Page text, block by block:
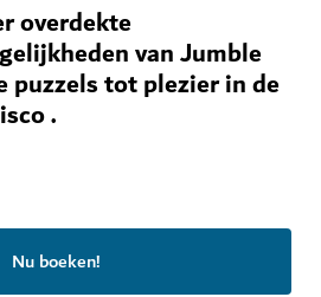
overdekte
van Jumble
puzzels tot plezier in de
.
Nu boeken!